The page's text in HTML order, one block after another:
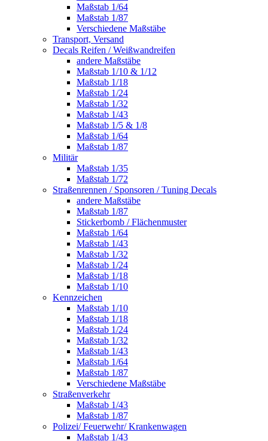
Maßstab 1/64
Maßstab 1/87
Verschiedene Maßstäbe
Transport, Versand
Decals Reifen / Weißwandreifen
andere Maßstäbe
Maßstab 1/10 & 1/12
Maßstab 1/18
Maßstab 1/24
Maßstab 1/32
Maßstab 1/43
Maßstab 1/5 & 1/8
Maßstab 1/64
Maßstab 1/87
Militär
Maßstab 1/35
Maßstab 1/72
Straßenrennen / Sponsoren / Tuning Decals
andere Maßstäbe
Maßstab 1/87
Stickerbomb / Flächenmuster
Maßstab 1/64
Maßstab 1/43
Maßstab 1/32
Maßstab 1/24
Maßstab 1/18
Maßstab 1/10
Kennzeichen
Maßstab 1/10
Maßstab 1/18
Maßstab 1/24
Maßstab 1/32
Maßstab 1/43
Maßstab 1/64
Maßstab 1/87
Verschiedene Maßstäbe
Straßenverkehr
Maßstab 1/43
Maßstab 1/87
Polizei/ Feuerwehr/ Krankenwagen
Maßstab 1/43